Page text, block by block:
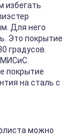
избегать
Для него
Это покрытие
градусов.
покрытие
на сталь с
можно